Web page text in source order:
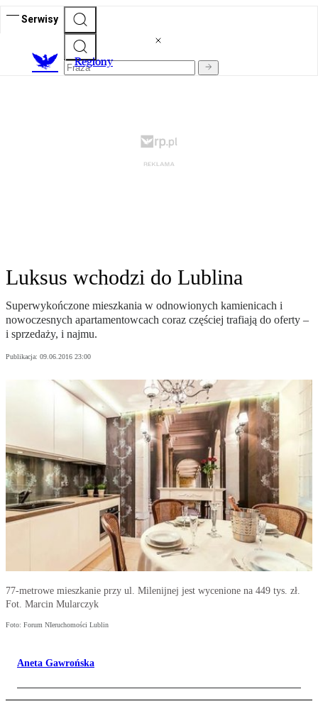
Serwisy
Regiony
Luksus wchodzi do Lublina
Superwykończone mieszkania w odnowionych kamienicach i
nowoczesnych apartamentowcach coraz częściej trafiają do oferty –
i sprzedaży, i najmu.
Publikacja: 09.06.2016 23:00
77-metrowe mieszkanie przy ul. Milenijnej jest wycenione na 449 tys. zł.
Fot. Marcin Mularczyk
Foto: Forum NIeruchomości Lublin
Aneta Gawrońska